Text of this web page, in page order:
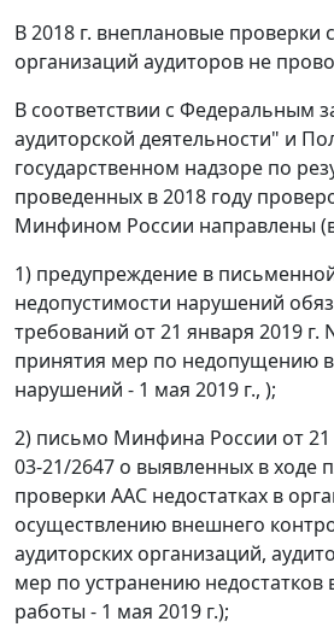
В 2018 г. внеплановые проверки
организаций аудиторов не
В соответствии с Федеральным
аудиторской деятельности" и
государственном надзоре по
проведенных в 2018 году
Минфином России направлены
1) предупреждение в
недопустимости нарушений
требований от 21 января 2019 г.
принятия мер по недопущению
нарушений - 1 мая 2019 г., );
2) письмо Минфина России от 21
03-21/2647 о выявленных в ходе
проверки ААС недостатках в
осуществлению внешнего
аудиторских организаций,
мер по устранению недостатков
работы - 1 мая 2019 г.);